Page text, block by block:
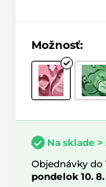
Možnosť:
Na sklade >
Objednávky do
pondelok 10. 8.